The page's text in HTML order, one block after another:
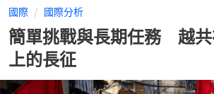
國際 國際分析
簡單挑戰與長期任務 越共
上的長征